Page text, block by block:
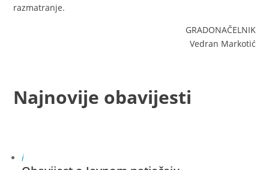
razmatranje.
GRADONAČELNIK
Vedran Markotić
Najnovije obavijesti
i